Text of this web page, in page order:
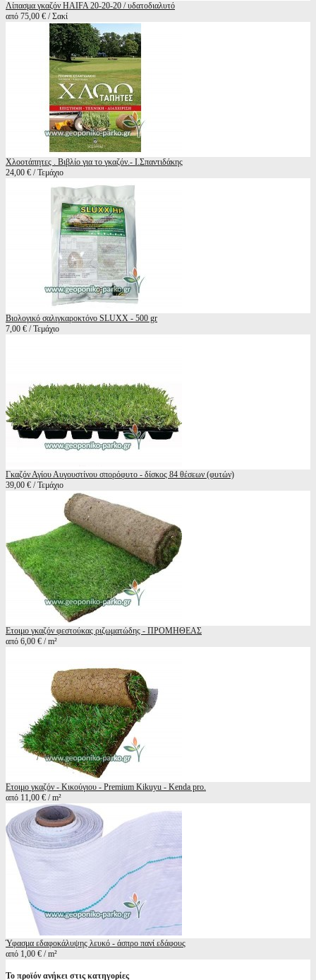
Λίπασμα γκαζόν HAIFA 20-20-20 / υδατοδιαλυτό
από 75,00 € / Σακί
Χλοοτάπητες . Βιβλίο για το γκαζόν.- Ι.Σπαντιδάκης
24,00 € / Τεμάχιο
Βιολογικό σαλιγκαροκτόνο SLUXX - 500 gr
7,00 € / Τεμάχιο
Γκαζόν Αγίου Αυγουστίνου σπορόφυτο - δίσκος 84 θέσεων (φυτών)
39,00 € / Τεμάχιο
Ετοιμο γκαζόν φεστούκας ριζωματώδης - ΠΡΟΜΗΘΕΑΣ
από 6,00 € / m²
Ετοιμο γκαζόν - Κικούγιου - Premium Kikuyu - Kenda pro.
από 11,00 € / m²
Ύφασμα εδαφοκάλυψης λευκό - άσπρο πανί εδάφους
από 1,00 € / m²
Το προϊόν ανήκει στις κατηγορίες